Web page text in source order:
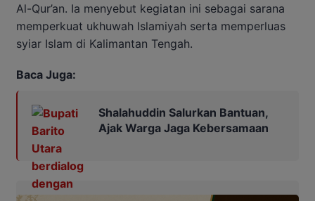
Al-Qur’an. Ia menyebut kegiatan ini sebagai sarana
memperkuat ukhuwah Islamiyah serta memperluas
syiar Islam di Kalimantan Tengah.
Baca Juga:
Shalahuddin Salurkan Bantuan,
Ajak Warga Jaga Kebersamaan